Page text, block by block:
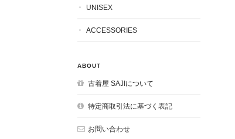
UNISEX
ACCESSORIES
ABOUT
古着屋 SAJIについて
特定商取引法に基づく表記
お問い合わせ